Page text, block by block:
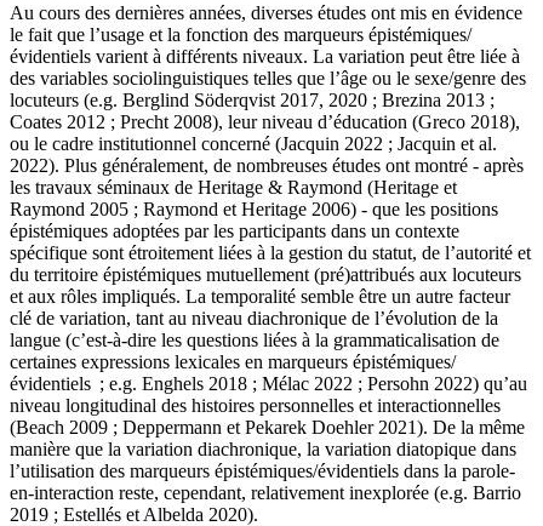
Au cours des dernières années, diverses études ont mis en évidence
le fait que l’usage et la fonction des marqueurs épistémiques/
évidentiels varient à différents niveaux. La variation peut être liée à
des variables sociolinguistiques telles que l’âge ou le sexe/genre des
locuteurs (e.g. Berglind Söderqvist 2017, 2020 ; Brezina 2013 ;
Coates 2012 ; Precht 2008), leur niveau d’éducation (Greco 2018),
ou le cadre institutionnel concerné (Jacquin 2022 ; Jacquin et al.
2022). Plus généralement, de nombreuses études ont montré - après
les travaux séminaux de Heritage & Raymond (Heritage et
Raymond 2005 ; Raymond et Heritage 2006) - que les positions
épistémiques adoptées par les participants dans un contexte
spécifique sont étroitement liées à la gestion du statut, de l’autorité et
du territoire épistémiques mutuellement (pré)attribués aux locuteurs
et aux rôles impliqués. La temporalité semble être un autre facteur
clé de variation, tant au niveau diachronique de l’évolution de la
langue (c’est-à-dire les questions liées à la grammaticalisation de
certaines expressions lexicales en marqueurs épistémiques/
évidentiels ; e.g. Enghels 2018 ; Mélac 2022 ; Persohn 2022) qu’au
niveau longitudinal des histoires personnelles et interactionnelles
(Beach 2009 ; Deppermann et Pekarek Doehler 2021). De la même
manière que la variation diachronique, la variation diatopique dans
l’utilisation des marqueurs épistémiques/évidentiels dans la parole-
en-interaction reste, cependant, relativement inexplorée (e.g. Barrio
2019 ; Estellés et Albelda 2020).